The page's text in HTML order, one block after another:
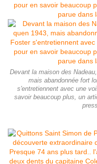
Devant la maison des
mais abandonnée fort
s'entretiennent avec une
savoir beaucoup plus, un